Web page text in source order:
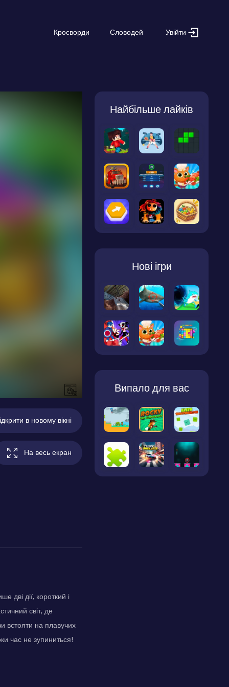
Кросворди Словодей Увійти
в новому вікні
На весь екран
дві дії, короткий і
світ, де
встояти на плавучих
час не зупиниться!
Найбільше лайків
Нові ігри
Випало для вас